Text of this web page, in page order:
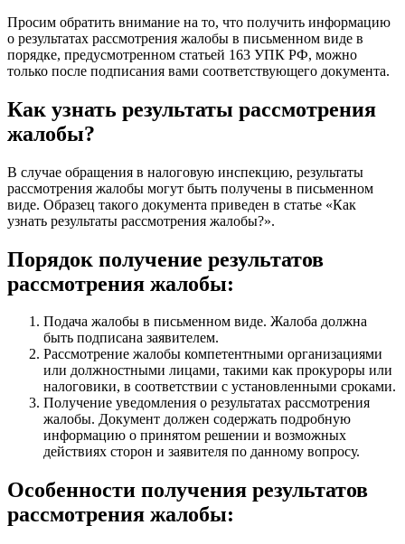
Просим обратить внимание на то, что получить информацию
о результатах рассмотрения жалобы в письменном виде в
порядке, предусмотренном статьей 163 УПК РФ, можно
только после подписания вами соответствующего документа.
Как узнать результаты рассмотрения
жалобы?
В случае обращения в налоговую инспекцию, результаты
рассмотрения жалобы могут быть получены в письменном
виде. Образец такого документа приведен в статье «Как
узнать результаты рассмотрения жалобы?».
Порядок получение результатов
рассмотрения жалобы:
Подача жалобы в письменном виде. Жалоба должна
быть подписана заявителем.
Рассмотрение жалобы компетентными организациями
или должностными лицами, такими как прокуроры или
налоговики, в соответствии с установленными сроками.
Получение уведомления о результатах рассмотрения
жалобы. Документ должен содержать подробную
информацию о принятом решении и возможных
действиях сторон и заявителя по данному вопросу.
Особенности получения результатов
рассмотрения жалобы: